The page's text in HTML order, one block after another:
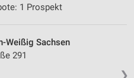
1 Prospekt
❯
Weißig Sachsen
291
Inhalten